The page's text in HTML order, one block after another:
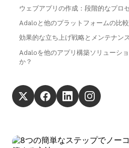
ウェブアプリの作成：段階的なプロ
Adaloと他のプラットフォームの比較
効果的な立ち上げ戦略とメンテナンス
Adaloを他のアプリ構築ソリューシ
か？